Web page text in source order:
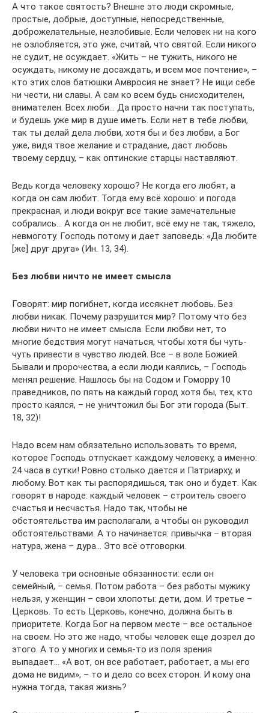
А что такое святость? Внешне это люди скромные,
простые, добрые, доступные, непосредственные,
доброжелательные, незлобивые. Если человек ни на кого
не озлобляется, это уже, считай, что святой. Если никого
не судит, не осуждает. «Жить – не тужить, никого не
осуждать, никому не досаждать, и всем мое почтение», –
кто этих слов батюшки Амвросия не знает? Не ищи себе
ни чести, ни славы. А сам ко всем будь снисходителен,
внимателен. Всех люби… Да просто начни так поступать,
и будешь уже мир в душе иметь. Если нет в тебе любви,
так ты делай дела любви, хотя бы и без любви, а Бог
уже, видя твое желание и страдание, даст любовь
твоему сердцу, – как оптинские старцы наставляют.
Ведь когда человеку хорошо? Не когда его любят, а
когда он сам любит. Тогда ему всё хорошо: и погода
прекрасная, и люди вокруг все такие замечательные
собрались… А когда он не любит, всё ему не так, тяжело,
невмоготу. Господь потому и дает заповедь: «Да любите
[же] друг друга» (Ин. 13, 34).
Без любви ничто не имеет смысла
Говорят: мир погибнет, когда иссякнет любовь. Без
любви никак. Почему разрушится мир? Потому что без
любви ничто не имеет смысла. Если любви нет, то
многие бедствия могут начаться, чтобы хотя бы чуть-
чуть привести в чувство людей. Все – в воле Божией.
Бывали и пророчества, а если люди каялись, – Господь
менял решение. Нашлось бы на Содом и Гоморру 10
праведников, по пять на каждый город хотя бы, тех, кто
просто каялся, – не уничтожил бы Бог эти города (Быт.
18, 32)!
Надо всем нам обязательно использовать то время,
которое Господь отпускает каждому человеку, а именно:
24 часа в сутки! Ровно столько дается и Патриарху, и
любому. Вот как ты распорядишься, так оно и будет. Как
говорят в народе: каждый человек – строитель своего
счастья и несчастья. Надо так, чтобы не
обстоятельства им располагали, а чтобы он руководил
обстоятельствами. А то начинается: привычка – вторая
натура, жена – дура… Это всё отговорки.
У человека три основные обязанности: если он
семейный, – семья. Потом работа – без работы мужику
нельзя, у женщин – свои хлопоты: дети, дом. И третье –
Церковь. То есть Церковь, конечно, должна быть в
приоритете. Когда Бог на первом месте – все остальное
на своем. Но это же надо, чтобы человек еще дозрел до
этого. А то у многих и семья-то из поля зрения
выпадает… «А вот, он все работает, работает, а мы его
дома не видим», – то и дело со всех сторон. И кому она
нужна тогда, такая жизнь?